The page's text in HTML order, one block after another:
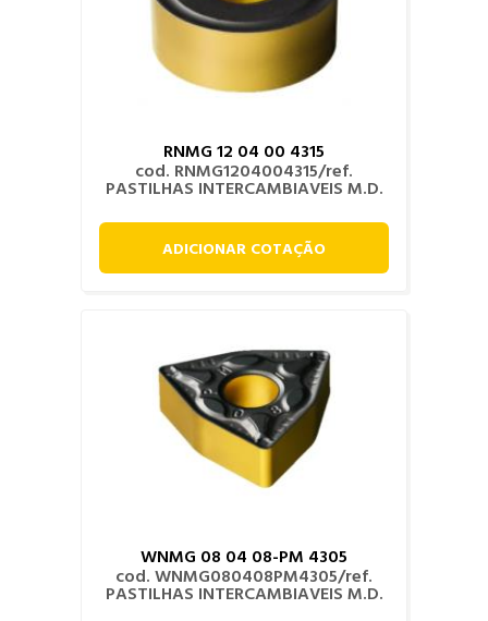
RNMG 12 04 00 4315
cod. RNMG1204004315/ref.
PASTILHAS INTERCAMBIAVEIS M.D.
ADICIONAR COTAÇÃO
WNMG 08 04 08-PM 4305
cod. WNMG080408PM4305/ref.
PASTILHAS INTERCAMBIAVEIS M.D.